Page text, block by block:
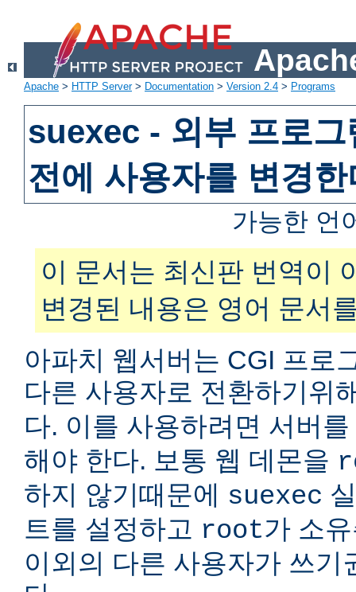
Apache > HTTP Server> Documentation > Version 2.4 > Programs
suexec - 외부 프로
전에 사용자를 변경한
가능한 언
이 문서는 최신판 번역이
변경된 내용은 영어 문서
아파치 웹서버는 CGI 프로
다른 사용자로 전환하기위
다. 이를 사용하려면 서버를
해야 한다. 보통 웹 데몬을
하지 않기때문에 suexec
트를 설정하고 root가 소
이외의 다른 사용자가 쓰기